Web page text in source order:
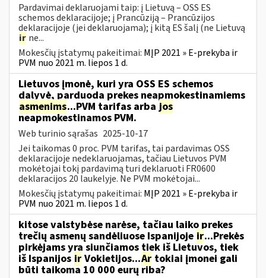
Pardavimai deklaruojami taip: į Lietuvą – OSS ES
schemos deklaracijoje; į Prancūziją – Prancūzijos
deklaracijoje (jei deklaruojama); į kitą ES šalį (ne Lietuvą
ir ne...
Mokesčių įstatymų pakeitimai: MĮP 2021 » E-prekyba ir
PVM nuo 2021 m. liepos 1 d.
Lietuvos įmonė, kuri yra OSS ES schemos
dalyvė, parduoda prekes neapmokestinamiems
asmenims...PVM tarifas arba jos
neapmokestinamos PVM.
Web turinio sąrašas 2025-10-17
Jei taikomas 0 proc. PVM tarifas, tai pardavimas OSS
deklaracijoje nedeklaruojamas, tačiau Lietuvos PVM
mokėtojai tokį pardavimą turi deklaruoti FR0600
deklaracijos 20 laukelyje. Ne PVM mokėtojai...
Mokesčių įstatymų pakeitimai: MĮP 2021 » E-prekyba ir
PVM nuo 2021 m. liepos 1 d.
kitose valstybėse narėse, tačiau laiko prekes
trečių asmenų sandėliuose Ispanijoje ir...Prekės
pirkėjams yra siunčiamos tiek iš Lietuvos, tiek
iš Ispanijos ir Vokietijos...Ar tokiai įmonei gali
būti taikoma 10 000 eurų riba?